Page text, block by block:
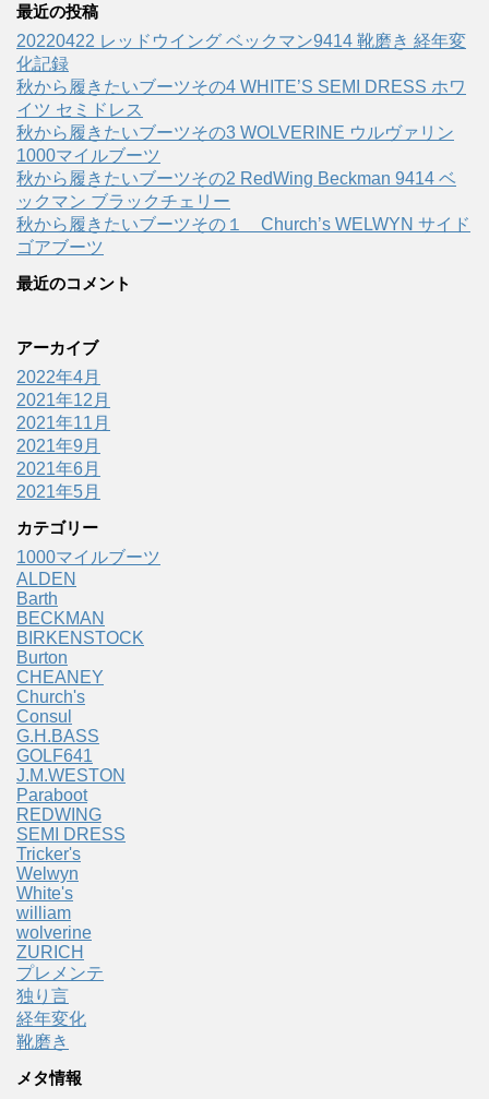
最近の投稿
20220422 レッドウイング ベックマン9414 靴磨き 経年変
化記録
秋から履きたいブーツその4 WHITE’S SEMI DRESS ホワ
イツ セミドレス
秋から履きたいブーツその3 WOLVERINE ウルヴァリン
1000マイルブーツ
秋から履きたいブーツその2 RedWing Beckman 9414 ベ
ックマン ブラックチェリー
秋から履きたいブーツその１ Church’s WELWYN サイド
ゴアブーツ
最近のコメント
アーカイブ
2022年4月
2021年12月
2021年11月
2021年9月
2021年6月
2021年5月
カテゴリー
1000マイルブーツ
ALDEN
Barth
BECKMAN
BIRKENSTOCK
Burton
CHEANEY
Church's
Consul
G.H.BASS
GOLF641
J.M.WESTON
Paraboot
REDWING
SEMI DRESS
Tricker's
Welwyn
White's
william
wolverine
ZURICH
プレメンテ
独り言
経年変化
靴磨き
メタ情報